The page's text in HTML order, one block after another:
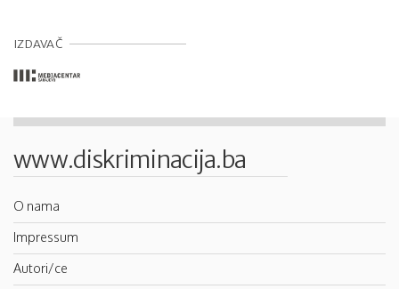
IZDAVAČ
www.diskriminacija.ba
O nama
Impressum
Autori/ce